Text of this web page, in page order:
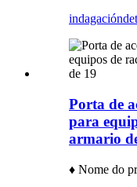
indagación
Porta de
para
armario
♦ Nome do